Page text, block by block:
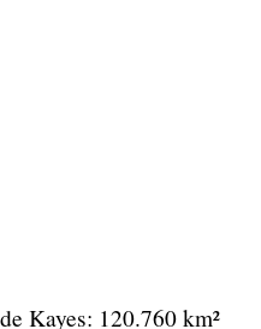
Kayes: 120.760 km²